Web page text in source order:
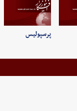
پرسپولیس